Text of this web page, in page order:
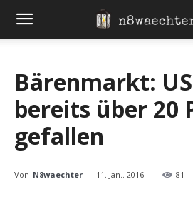
Bärenmarkt:
bereits über 20
gefallen
Von N8waechter - 11. Jan.. 2016 81